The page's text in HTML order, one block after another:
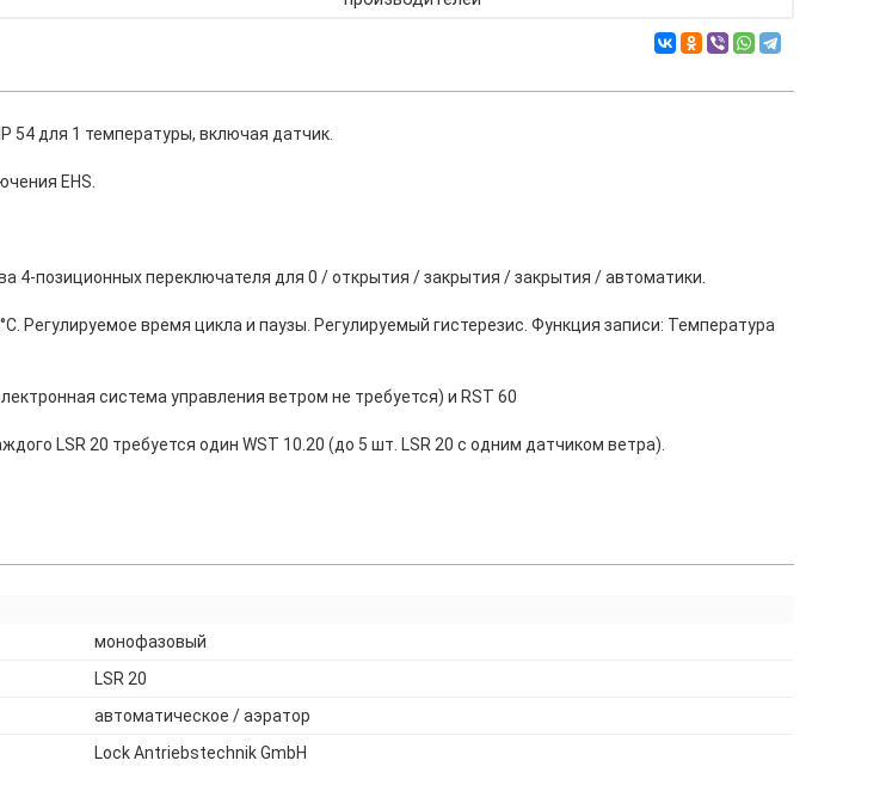
54 для 1 температуры, включая датчик.
EHS.
позиционных переключателя для 0 / открытия / закрытия / закрытия / автоматики.
Регулируемое время цикла и паузы. Регулируемый гистерезис. Функция записи: Температура
система управления ветром не требуется) и RST 60
LSR 20 требуется один WST 10.20 (до 5 шт. LSR 20 с одним датчиком ветра).
монофазовый
LSR 20
автоматическое / аэратор
Lock Antriebstechnik GmbH